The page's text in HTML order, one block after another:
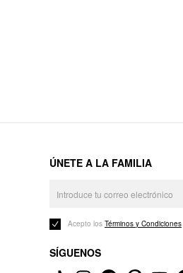
ÚNETE A LA FAMILIA
Acepto los Términos y Condiciones
SÍGUENOS